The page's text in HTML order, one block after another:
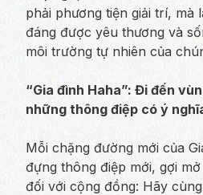
phải phương tiện giải trí, mà
đáng được yêu thương và
môi trường tự nhiên của
“Gia đình Haha”: Đi đến
những thông điệp có ý
Mỗi chặng đường mới của
đựng thông điệp mới, gợi
đối với cộng đồng: Hãy